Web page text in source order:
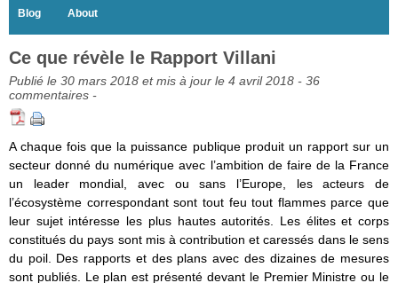
Blog About
Ce que révèle le Rapport Villani
Publié le 30 mars 2018 et mis à jour le 4 avril 2018 - 36
commentaires -
A chaque fois que la puissance publique produit un rapport sur un
secteur donné du numérique avec l’ambition de faire de la France
un leader mondial, avec ou sans l’Europe, les acteurs de
l’écosystème correspondant sont tout feu tout flammes parce que
leur sujet intéresse les plus hautes autorités. Les élites et corps
constitués du pays sont mis à contribution et caressés dans le sens
du poil. Des rapports et des plans avec des dizaines de mesures
sont publiés. Le plan est présenté devant le Premier Ministre ou le